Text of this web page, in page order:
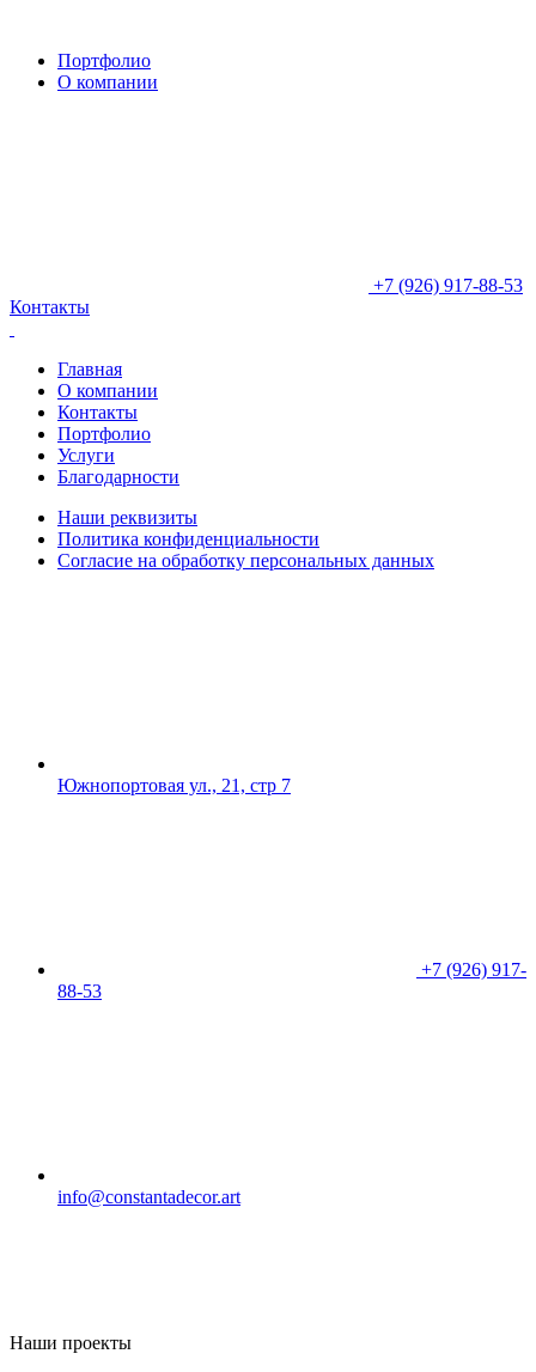
Портфолио
О компании
+7 (926) 917-88-53
Контакты
Главная
О компании
Контакты
Портфолио
Услуги
Благодарности
Наши реквизиты
Политика конфиденциальности
Согласие на обработку персональных данных
Южнопортовая ул., 21, стр 7
+7 (926) 917-
88-53
info@constantadecor.art
Наши проекты